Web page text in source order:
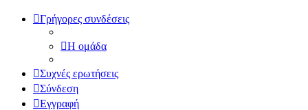
Γρήγορες συνδέσεις
Η ομάδα
Συχνές ερωτήσεις
Σύνδεση
Εγγραφή